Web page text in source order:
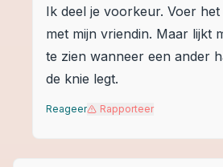
Ik deel je voorkeur. Voer
met mijn vriendin. Maar lijkt
te zien wanneer een ander
de knie legt.
Reageer Rapporteer